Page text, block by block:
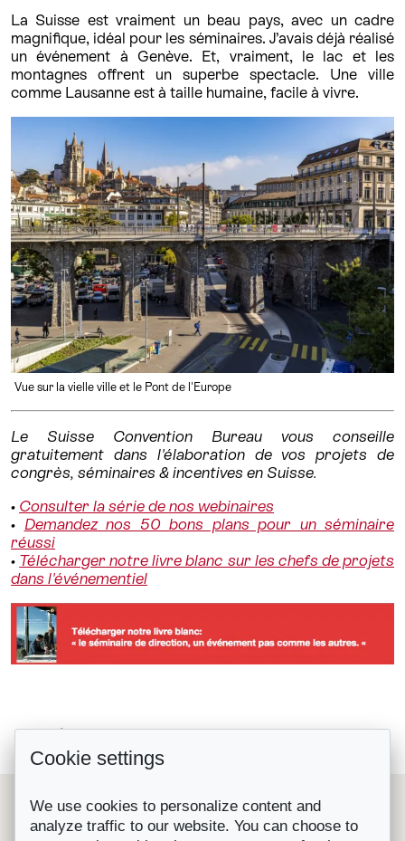
La Suisse est vraiment un beau pays, avec un cadre
magnifique, idéal pour les séminaires. J’avais déjà réalisé
un événement à Genève. Et, vraiment, le lac et les
montagnes offrent un superbe spectacle. Une ville
comme Lausanne est à taille humaine, facile à vivre.
Vue sur la vielle ville et le Pont de l'Europe
Le Suisse Convention Bureau vous conseille
gratuitement dans l'élaboration de vos projets de
congrès, séminaires & incentives en Suisse.
• Consulter la série de nos webinaires
• Demandez nos 50 bons plans pour un séminaire
réussi
• Télécharger notre livre blanc sur les chefs de projets
dans l'événementiel
Ouverture du Bürgenstock Resort...
Le Suisse Convention Bureau (SCIB) est une organisation
nationale à but non lucratif qui représente les principales
destinations et prestataires de congrès, séminaires et
Cookie settings
We use cookies to personalize content and
analyze traffic to our website. You can choose to